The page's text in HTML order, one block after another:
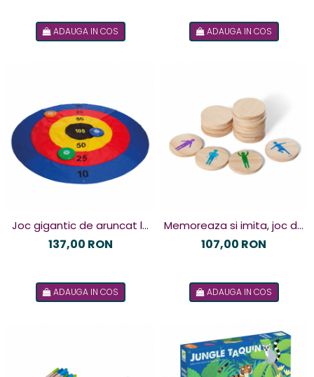
ADAUGA IN COS ADAUGA IN COS
Joc gigantic de aruncat la
tinta, BS Toys
137,00 RON
ADAUGA IN COS
Memoreaza si imita, joc de
motricitate, BS Toys 89,90
107,00 RON
ADAUGA IN COS